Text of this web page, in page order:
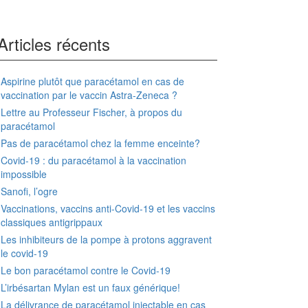
récents
Aspirine plutôt que paracétamol en cas de
vaccination par le vaccin Astra-Zeneca ?
Lettre au Professeur Fischer, à propos du
paracétamol
Pas de paracétamol chez la femme enceinte?
Covid-19 : du paracétamol à la vaccination
impossible
Sanofi, l’ogre
Vaccinations, vaccins anti-Covid-19 et les vaccins
classiques antigrippaux
Les inhibiteurs de la pompe à protons aggravent
le covid-19
Le bon paracétamol contre le Covid-19
L’irbésartan Mylan est un faux générique!
La délivrance de paracétamol injectable en cas